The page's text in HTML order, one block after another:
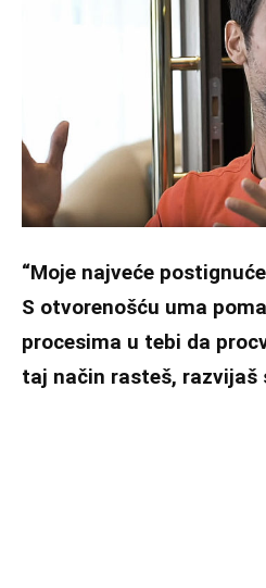
“Moje najveće
S otvorenošću uma
procesima u tebi da
taj način rasteš, razvijaš